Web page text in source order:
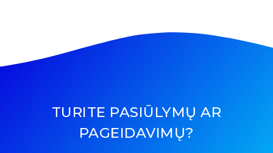
TURITE PASIŪLYMŲ AR
PAGEIDAVIMŲ?